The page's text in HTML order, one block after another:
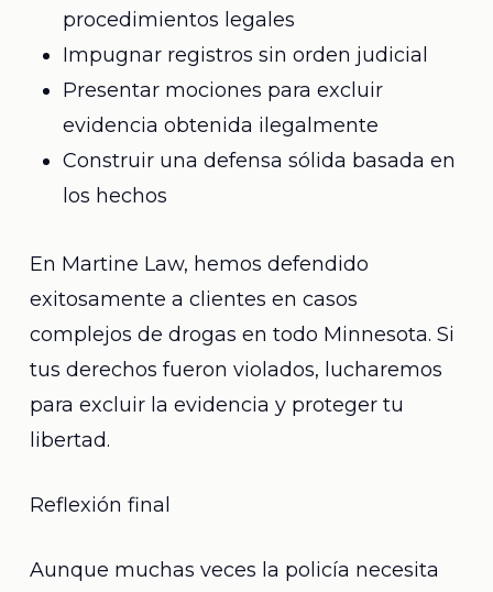
procedimientos legales
Impugnar registros sin orden judicial
Presentar mociones para excluir
evidencia obtenida ilegalmente
Construir una defensa sólida basada en
los hechos
En Martine Law, hemos defendido
exitosamente a clientes en casos
complejos de drogas en todo Minnesota. Si
tus derechos fueron violados, lucharemos
para excluir la evidencia y proteger tu
libertad.
Reflexión final
Aunque muchas veces la policía necesita